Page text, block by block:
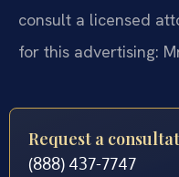
consult a licensed
for this advertising:
Request a
(888) 437-7747